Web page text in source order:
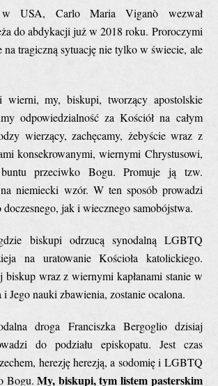
w USA, Carlo Maria Viganò wezwał
do abdykacji już w 2018 roku. Proroczymi
na tragiczną sytuację nie tylko w świecie, ale
wierni, my, biskupi, tworzący apostolskie
odpowiedzialność za Kościół na całym
wierzący, zachęcamy, żebyście wraz z
konsekrowanymi, wiernymi Chrystusowi,
przeciwko Bogu. Promuje ją tzw.
niemiecki wzór. W ten sposób prowadzi
jak i wiecznego samobójstwa.
biskupi odrzucą synodalną LGBTQ
na uratowanie Kościoła katolickiego.
wraz z wiernymi kapłanami stanie w
Jego nauki zbawienia, zostanie ocalona.
droga Franciszka Bergoglio dzisiaj
do podziału episkopatu. Jest czas
herezję herezją, a sodomię i LGBTQ
Bogu.My, biskupi, tym listem pasterskim